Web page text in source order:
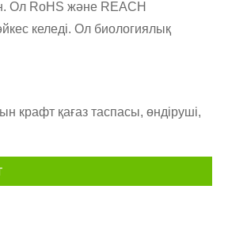
Ол RoHS және REACH
келеді. Ол биологиялық
крафт қағаз таспасы, өндіруші,